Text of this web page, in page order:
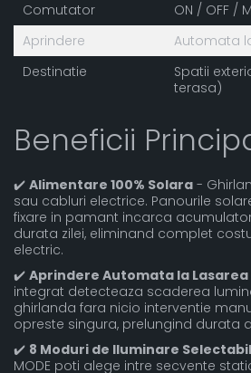
Comutator
ON / OFF /
Aprindere
Automata
Destinatie
Spatii
terasa)
Beneficii
✔️ Alimentare 100% Solara -
sau cabluri electrice. Panourile
fixare in pamant incarca
durata zilei, eliminand complet
electric.
✔️ Aprindere Automata la Lasarea
integrat detecteaza scaderea
ghirlanda fara nicio interventie
opreste singura, prelungind durata
✔️ 8 Moduri de Iluminare
MODE poti alege intre secvente